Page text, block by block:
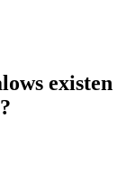
existen